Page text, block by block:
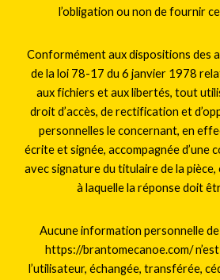
l’obligation ou non de fournir
Conformément aux dispositions des
de la loi 78-17 du 6 janvier 1978
aux fichiers et aux libertés, tout
droit d’accès, de rectification et
personnelles le concernant, en
écrite et signée, accompagnée d’une
avec signature du titulaire de la pièce,
à laquelle la réponse doit
Aucune information personnelle
https://brantomecanoe.com/ n’est
l’utilisateur, échangée, transférée,